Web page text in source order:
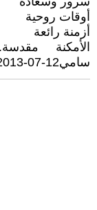
أوقات روحية
أزمنة رائعة
الأمكنة
سامي12-07-2013